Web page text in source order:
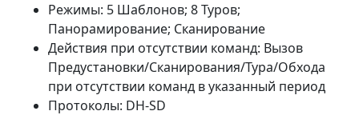
Режимы: 5 Шаблонов; 8 Туров;
Панорамирование; Сканирование
Действия при отсутствии команд: Вызов
Предустановки/Сканирования/Тура/Обхода
при отсутствии команд в указанный период
Протоколы: DH-SD